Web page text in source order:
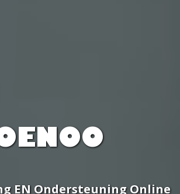
EN Ondersteuning Online